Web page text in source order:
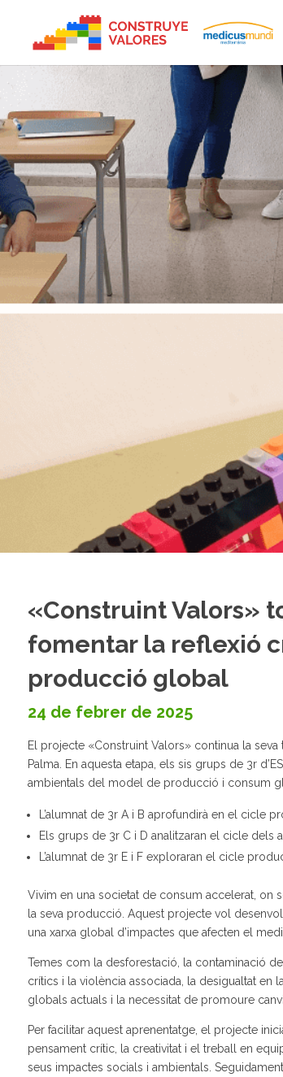
«Construint Valors»
fomentar la reflexió
producció global
24 de febrer de 2025
El projecte «Construint Valors» continua la seva
Palma. En aquesta etapa, els sis grups de 3r
ambientals del model de producció i consum
L’alumnat de 3r A i B aprofundirà en el cicle
Els grups de 3r C i D analitzaran el cicle dels
L’alumnat de 3r E i F exploraran el cicle
Vivim en una societat de consum accelerat, on
la seva producció. Aquest projecte vol
una xarxa global d’impactes que afecten el
Temes com la desforestació, la contaminació
crítics i la violència associada, la desigualtat en
globals actuals i la necessitat de promoure
Per facilitar aquest aprenentatge, el projecte
pensament crític, la creativitat i el treball en
seus impactes socials i ambientals.